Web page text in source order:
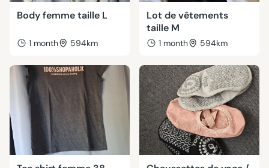
Body femme taille L
1 month 594km
Lot de vêtements
taille M
1 month 594km